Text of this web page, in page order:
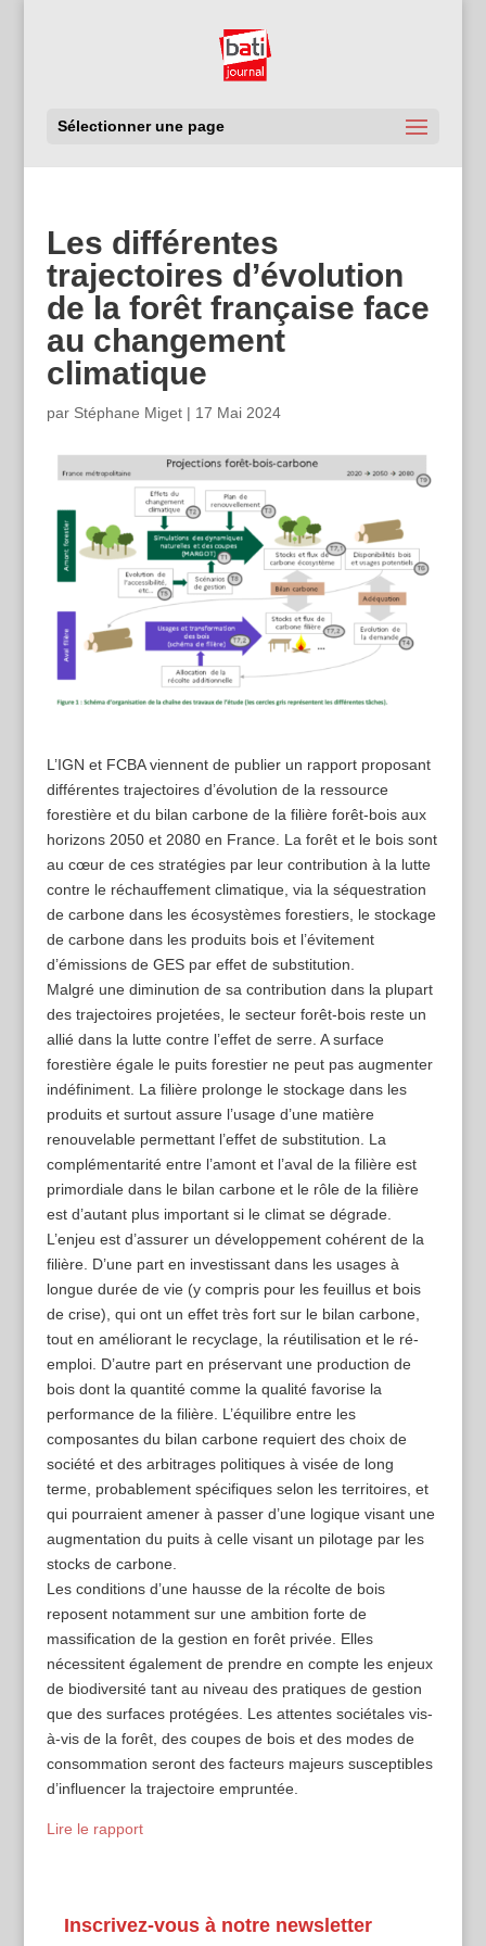
Sélectionner une page
Les différentes
trajectoires d’évolution
de la forêt française face
au changement
climatique
par Stéphane Miget| 17 Mai 2024
L’IGN et FCBA viennent de publier un rapport proposant
différentes trajectoires d’évolution de la ressource
forestière et du bilan carbone de la filière forêt-bois aux
horizons 2050 et 2080 en France. La forêt et le bois sont
au cœur de ces stratégies par leur contribution à la lutte
contre le réchauffement climatique, via la séquestration
de carbone dans les écosystèmes forestiers, le stockage
de carbone dans les produits bois et l’évitement
d’émissions de GES par effet de substitution.
Malgré une diminution de sa contribution dans la plupart
des trajectoires projetées, le secteur forêt-bois reste un
allié dans la lutte contre l’effet de serre. A surface
forestière égale le puits forestier ne peut pas augmenter
indéfiniment. La filière prolonge le stockage dans les
produits et surtout assure l’usage d’une matière
renouvelable permettant l’effet de substitution. La
complémentarité entre l’amont et l’aval de la filière est
primordiale dans le bilan carbone et le rôle de la filière
est d’autant plus important si le climat se dégrade.
L’enjeu est d’assurer un développement cohérent de la
filière. D’une part en investissant dans les usages à
longue durée de vie (y compris pour les feuillus et bois
de crise), qui ont un effet très fort sur le bilan carbone,
tout en améliorant le recyclage, la réutilisation et le ré-
emploi. D’autre part en préservant une production de
bois dont la quantité comme la qualité favorise la
performance de la filière. L’équilibre entre les
composantes du bilan carbone requiert des choix de
société et des arbitrages politiques à visée de long
terme, probablement spécifiques selon les territoires, et
qui pourraient amener à passer d’une logique visant une
augmentation du puits à celle visant un pilotage par les
stocks de carbone.
Les conditions d’une hausse de la récolte de bois
reposent notamment sur une ambition forte de
massification de la gestion en forêt privée. Elles
nécessitent également de prendre en compte les enjeux
de biodiversité tant au niveau des pratiques de gestion
que des surfaces protégées. Les attentes sociétales vis-
à-vis de la forêt, des coupes de bois et des modes de
consommation seront des facteurs majeurs susceptibles
d’influencer la trajectoire empruntée.
Lire le rapport
Inscrivez-vous à notre newsletter